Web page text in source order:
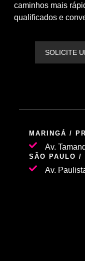
caminhos mais
qualificados e
SOLICITE
MARINGÁ / PR
Av.
SÃO PAULO /
Av.